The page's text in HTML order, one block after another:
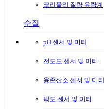
코리올리 질량 유량계
수질
pH 센서 및 미터
전도도 센서 및 미터
용존산소 센서 및 미터
탁도 센서 및 미터